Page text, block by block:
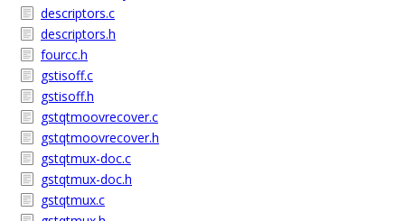
descriptors.c
descriptors.h
fourcc.h
gstisoff.c
gstisoff.h
gstqtmoovrecover.c
gstqtmoovrecover.h
gstqtmux-doc.c
gstqtmux-doc.h
gstqtmux.c